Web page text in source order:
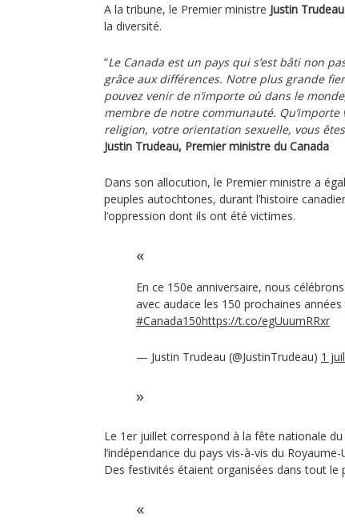
A la tribune, le Premier ministre Justin Trudeau
la diversité.
“Le Canada est un pays qui s’est bâti non
grâce aux différences. Notre plus grande
pouvez venir de n’importe où dans le
membre de notre communauté. Qu’importe
religion, votre orientation sexuelle, vous
Justin Trudeau, Premier ministre du Canada
Dans son allocution, le Premier ministre a
peuples autochtones, durant l’histoire
l’oppression dont ils ont été victimes.
En ce 150e anniversaire, nous
avec audace les 150 prochaines années
#Canada150https://t.co/egUuumRRxr
— Justin Trudeau (@JustinTrudeau) 1
Le 1er juillet correspond à la fête nationale
l’indépendance du pays vis-à-vis du Royaume-
Des festivités étaient organisées dans tout le